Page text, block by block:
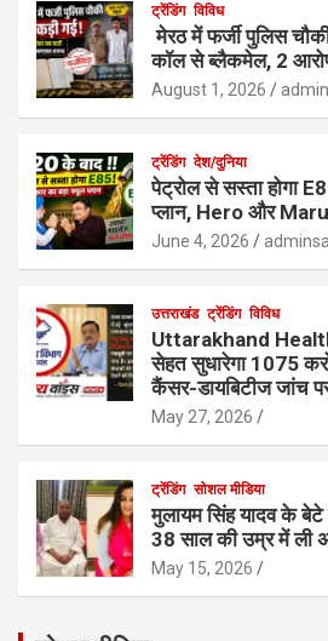
ट्रेंडिंग विविध
मेरठ में फर्जी पुलिस
कॉल से ब्लैकमेल, 2
August 1, 2026
ट्रेंडिंग देश/दुनिया
पेट्रोल से सस्ता होगा
प्लान, Hero और
June 4, 2026
उत्तराखंड ट्रेंडिंग विविध
Uttarakhand
सेहत सुधारेगा 1075
कैंसर-डायबिटीज जांच
May 27, 2026
ट्रेंडिंग सोशल मीडिया
मुलायम सिंह यादव के
38 साल की उम्र में ली
May 15, 2026